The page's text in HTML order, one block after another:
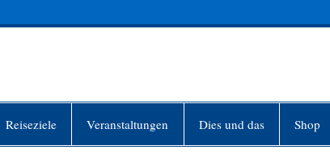
Reiseziele Veranstaltungen Dies und das Shop